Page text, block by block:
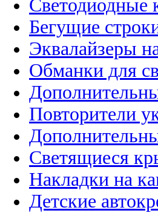
Светодиодные
Бегущие
Эквалайзеры
Обманки для
Повторители
Светящиеся
Накладки на
Детские